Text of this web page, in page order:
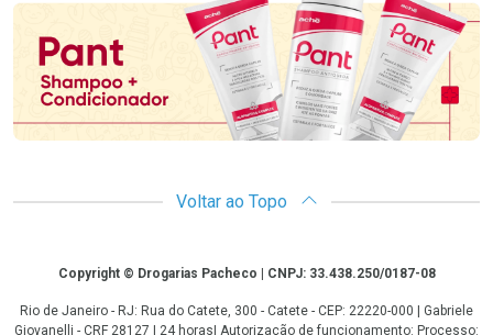
Voltar ao Topo
CopyrightCopyright © Drogarias Pacheco | CNPJ: 33.438.250/0187-08
Rio de Janeiro - RJ: Rua do Catete, 300 - Catete - CEP: 22220-000 | Gabriele
Giovanelli - CRF 28127 | 24 horas| Autorização de funcionamento: Processo: